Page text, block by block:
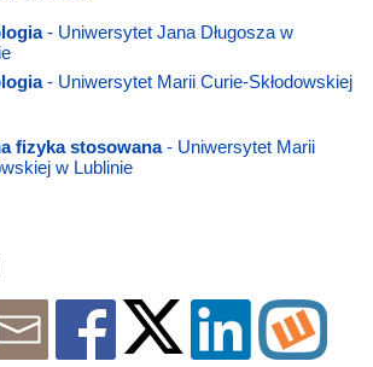
- Uniwersytet Jana Długosza w
- Uniwersytet Marii Curie-Skłodowskiej
fizyka stosowana- Uniwersytet Marii
w Lublinie